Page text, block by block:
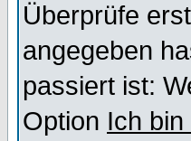
Überprüfe
angegeben
passiert ist:
Option Ich